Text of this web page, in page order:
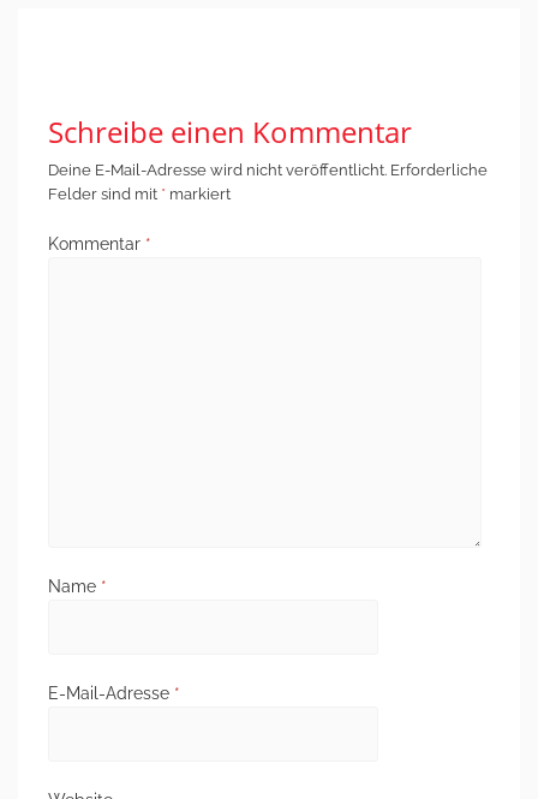
Schreibe einen Kommentar
Deine E-Mail-Adresse wird nicht veröffentlicht. Erforderliche
Felder sind mit * markiert
Kommentar *
Name *
E-Mail-Adresse *